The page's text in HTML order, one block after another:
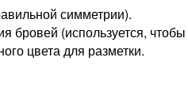
симметрии).
бровей (используется,
цвета для разметки.